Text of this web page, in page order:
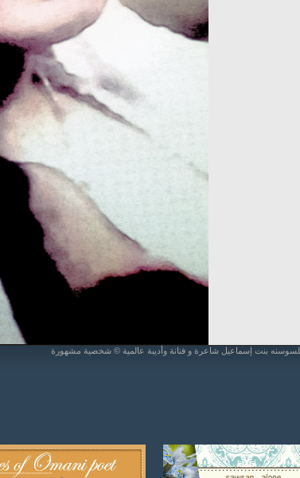
بنت إسماعيل شاعرة و فنانة وأديبة عالمية © شخصية مشهورة